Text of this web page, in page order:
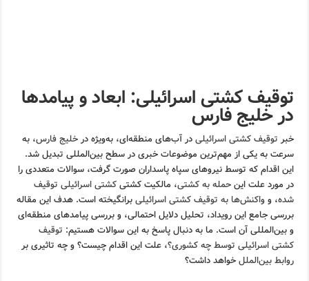
توقیف کشتی اسرائیلی: ابعاد و پیامدها
در خلیج فارس
خبر توقیف کشتی اسرائیلیدر آب‌های منطقه‌ای، به‌ویژه درخلیج فارس، به
سرعت به یکی از مهم‌ترین موضوعات خبری در سطح بین‌المللی تبدیل شد.
این اقدام که توسط نیروهای سپاه پاسداران صورت گرفت، سوالات متعددی را
در مورد علت اینحمله به کشتی، مالکیت کشتیکشتی اسرائیلی توقیف
شده، وواکنش‌ها به توقیف کشتی اسرائیلیبرانگیخته است. هدف این مقاله
بررسی جامع این رویداد، تحلیل دلایل احتمالی، و بررسی پیامدهای منطقه‌ای
و بین‌المللی آن است. ما به دنبال پاسخ به این سوالات هستیم: توقیف
کشتی اسرائیلی توسط چه کشوری؟، علت این اقدام چیست؟ و چه تاثیری بر
روابط بین‌المللخواهد داشت؟